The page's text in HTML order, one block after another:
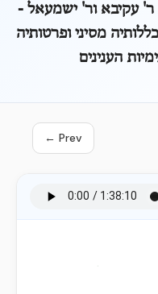
ר' עקיבא ור' ישמעאל -
מסיני ופרטותיה
הענינים
← Prev